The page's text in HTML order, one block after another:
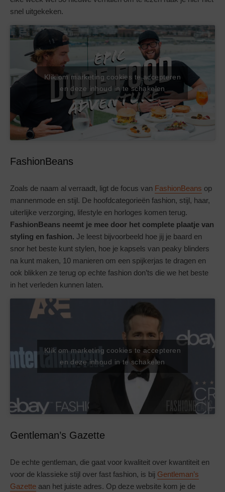
snel uitgekeken.
Klik om marketing cookies te accepteren
en deze inhoud in te schakelen
FashionBeans
Zoals de naam al verraadt, ligt de focus van FashionBeans op
mannenmode en stijl. De hoofdcategorieën fashion, stijl, haar,
uiterlijke verzorging, lifestyle en horloges komen terug.
FashionBeans neemt je mee door het complete plaatje van
styling en fashion. Je leest bijvoorbeeld hoe jij je baard en
snor het beste kunt stylen, hoe je kapsels van peaky blinders
na kunt maken, 10 manieren om een spijkerjas te dragen en
ook blikken ze terug op echte fashion don’ts die we het beste
in het verleden kunnen laten.
Klik om marketing cookies te accepteren
en deze inhoud in te schakelen
Gentleman’s Gazette
De echte gentleman, die gaat voor kwaliteit over kwantiteit en
voor de klassieke stijl over fast fashion, is bij Gentleman’s
Gazette aan het juiste adres. Op deze website kom je de